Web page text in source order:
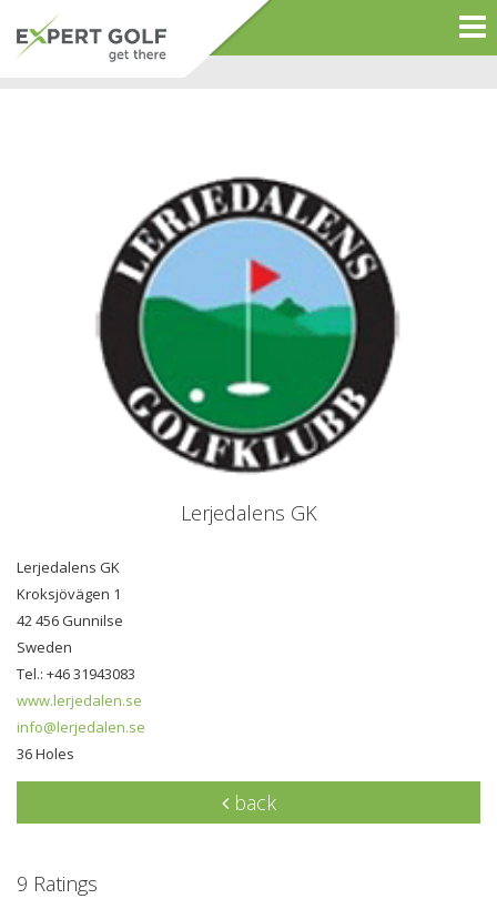
Lerjedalens GK
Lerjedalens GK
Kroksjövägen 1
42 456 Gunnilse
Sweden
Tel.: +46 31943083
www.lerjedalen.se
info@lerjedalen.se
36 Holes
back
9 Ratings